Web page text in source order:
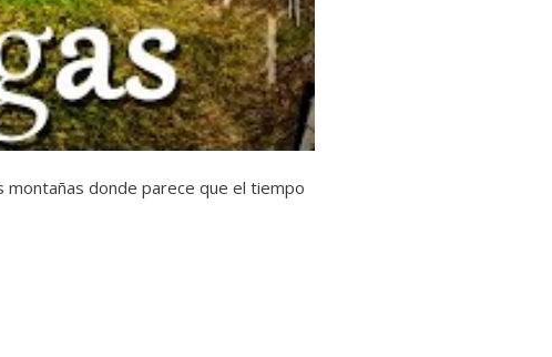
montañas donde parece que el tiempo